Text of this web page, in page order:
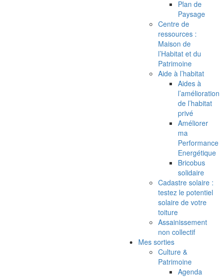
Plan de
Paysage
Centre de
ressources :
Maison de
l’Habitat et du
Patrimoine
Aide à l’habitat
Aides à
l’amélioration
de l’habitat
privé
Améliorer
ma
Performance
Energétique
Bricobus
solidaire
Cadastre solaire :
testez le potentiel
solaire de votre
toiture
Assainissement
non collectif
Mes sorties
Culture &
Patrimoine
Agenda